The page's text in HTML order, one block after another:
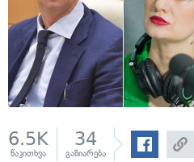
6.5K
წაკითხვა
34
გაზიარება